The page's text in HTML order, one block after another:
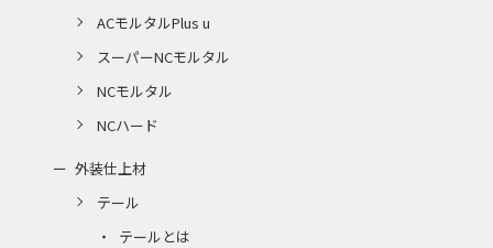
ACモルタルPlus u
スーパーNCモルタル
NCモルタル
NCハード
外装仕上材
テール
テールとは